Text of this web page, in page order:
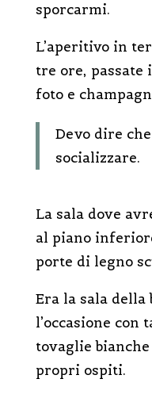
sporcarmi.
L’aperitivo in
tre ore,
foto e
Devo dire
socializzare.
La sala dove
al piano
porte di legno
Era la sala
l’occasione con
tovaglie
propri ospiti.